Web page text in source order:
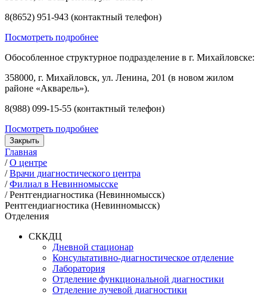
8(8652) 951-943 (контактный телефон)
Посмотреть подробнее
Обособленное структурное подразделение в г. Михайловске:
358000, г. Михайловск, ул. Ленина, 201 (в новом жилом
районе «Акварель»).
8(988) 099-15-55 (контактный телефон)
Посмотреть подробнее
Закрыть
Главная
/ О центре
/ Врачи диагностического центра
/ Филиал в Невинномысске
/ Рентгендиагностика (Невинномысск)
Рентгендиагностика (Невинномысск)
Отделения
СККДЦ
Дневной стационар
Консультативно-диагностическое отделение
Лаборатория
Отделение функциональной диагностики
Отделение лучевой диагностики